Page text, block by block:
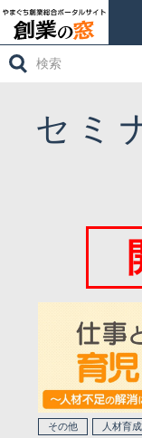
検
索:
創業ガイダンス
創業ストーリーズ
イベントレポート
セミ
その他 人材育